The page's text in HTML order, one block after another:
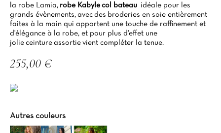
la robe Lamia, robe Kabyle col bateau idéale pour les
grands évènements, avec des broderies en soie entièrement
faites à la main qui apportent une touche de raffinement et
d'élégance à la robe, et pour plus d'effet une
jolie ceinture assortie vient compléter la tenue.
255,00 €
Autres couleurs